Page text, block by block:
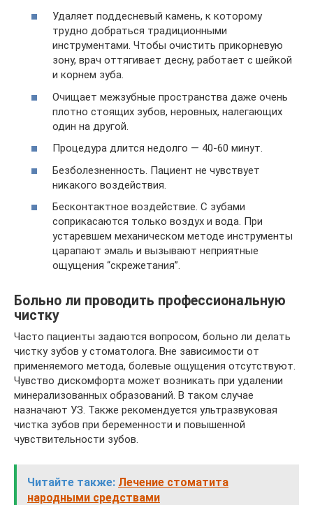
Удаляет поддесневый камень, к которому
трудно добраться традиционными
инструментами. Чтобы очистить прикорневую
зону, врач оттягивает десну, работает с шейкой
и корнем зуба.
Очищает межзубные пространства даже очень
плотно стоящих зубов, неровных, налегающих
один на другой.
Процедура длится недолго — 40-60 минут.
Безболезненность. Пациент не чувствует
никакого воздействия.
Бесконтактное воздействие. С зубами
соприкасаются только воздух и вода. При
устаревшем механическом методе инструменты
царапают эмаль и вызывают неприятные
ощущения “скрежетания”.
Больно ли проводить профессиональную
чистку
Часто пациенты задаются вопросом, больно ли делать
чистку зубов у стоматолога. Вне зависимости от
применяемого метода, болевые ощущения отсутствуют.
Чувство дискомфорта может возникать при удалении
минерализованных образований. В таком случае
назначают УЗ. Также рекомендуется ультразвуковая
чистка зубов при беременности и повышенной
чувствительности зубов.
Читайте также: Лечение стоматита
народными средствами